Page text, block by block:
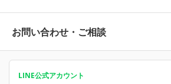
人生のステージに必要な保険がわかる！
保険ジャンバラヤ
あなたの人生と保険選びのためのWebメ
病気や手術に備える
がん保険
がんに備える
ご契約内容の確認
ライフネット生命についてトップ
会社情報
お問い合わせ・ご相談
LINE公式アカウント